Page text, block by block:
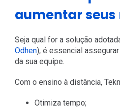
aumentar
Seja qual for a solução
Odhen), é essencial
da sua equipe.
Com o ensino à distância,
Otimiza tempo;